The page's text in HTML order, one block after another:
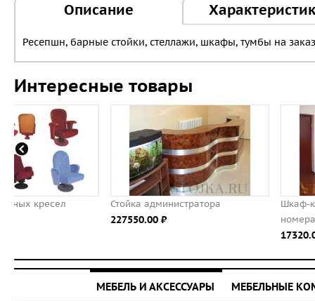
Описание
Ресепшн, барные стойки, стеллажи, шкафы, тумбы на
Интересные товары
Стойка администратора
Шкаф-купе для
МЕБЕЛЬ И АКСЕССУАРЫ МЕБЕЛЬНЫЕ